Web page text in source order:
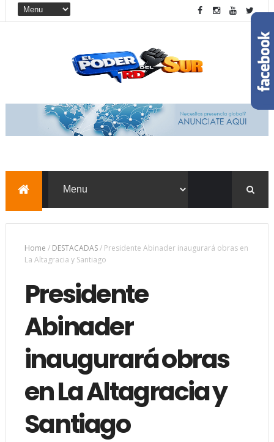
Home / DESTACADAS/ Presidente Abinader inaugurará obras en
La Altagracia y Santiago
Presidente
Abinader
inaugurará obras
en La Altagracia y
Santiago